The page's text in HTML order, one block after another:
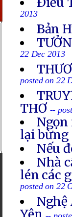
2013
Bản
22 Dec 2013
posted on 22
THƠ --
lại bừng
Nếu
Nhà
lén các
posted on 22
Nghệ